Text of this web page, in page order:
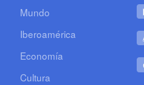
Mundo
Iberoamérica
Economía
Cultura